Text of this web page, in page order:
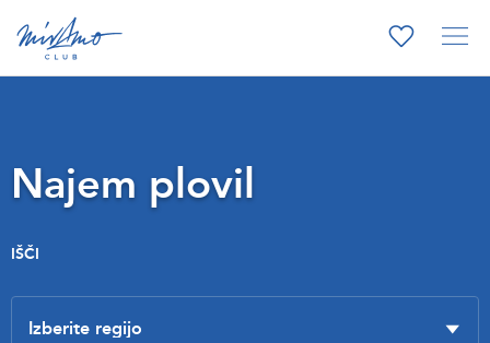
Najem plovil
IŠČI